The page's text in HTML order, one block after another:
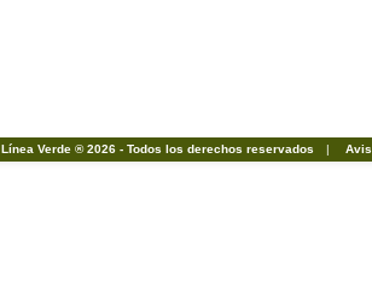
Línea Verde ® 2026 - Todos los derechos reservados |